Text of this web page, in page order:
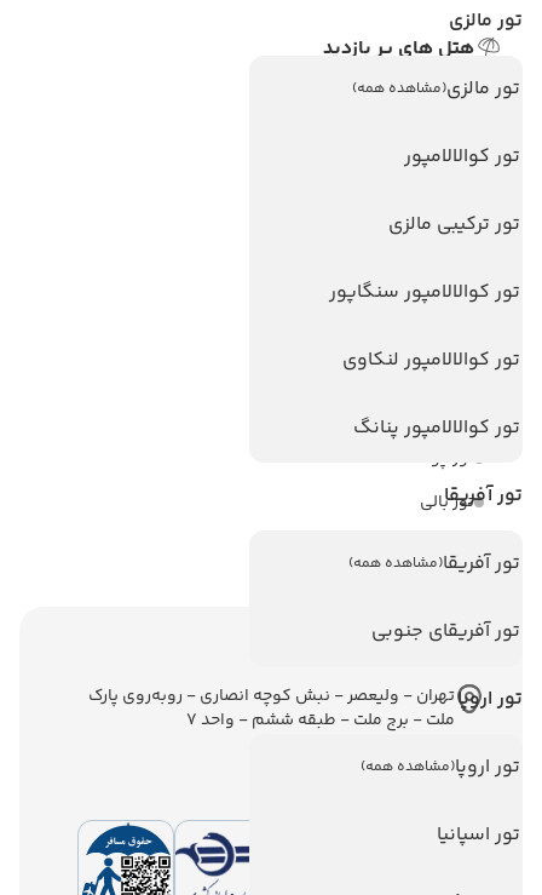
تور مالزی
تور مالزی(مشاهده همه)
تور کوالالامپور
تور ترکیبی مالزی
تور کوالالامپور سنگاپور
تور کوالالامپور لنکاوی
تور کوالالامپور پنانگ
تور آفریقا
تور آفریقا(مشاهده همه)
تور آفریقای جنوبی
تور اروپا
تور اروپا(مشاهده همه)
تور اسپانیا
هتل های پر بازدید
هتل های آنتالیا
هتل های تایلند
هتل های اندونزی
تور استانبول
تور آنتالیا
تور پوکت
تور بالی
اطلاعات تماس
تهران - ولیعصر - نبش کوچه انصاری - روبه‌روی پارک
ملت - برج ملت - طبقه ششم - واحد 7